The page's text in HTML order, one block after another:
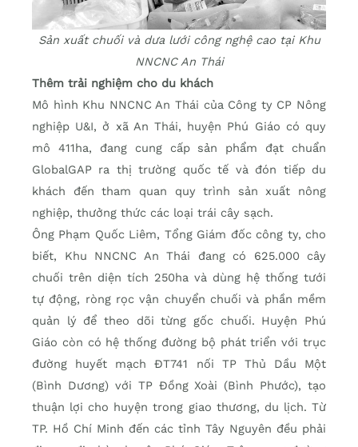
Sản xuất chuối và dưa lưới công nghệ cao tại Khu
NNCNC An Thái
Thêm trải nghiệm cho du khách
Mô hình Khu NNCNC An Thái của Công ty CP Nông
nghiệp U&I, ở xã An Thái, huyện Phú Giáo có quy
mô 411ha, đang cung cấp sản phẩm đạt chuẩn
GlobalGAP ra thị trường quốc tế và đón tiếp du
khách đến tham quan quy trình sản xuất nông
nghiệp, thưởng thức các loại trái cây sạch.
Ông Phạm Quốc Liêm, Tổng Giám đốc công ty, cho
biết, Khu NNCNC An Thái đang có 625.000 cây
chuối trên diện tích 250ha và dùng hệ thống tưới
tự động, ròng rọc vận chuyển chuối và phần mềm
quản lý để theo dõi từng gốc chuối. Huyện Phú
Giáo còn có hệ thống đường bộ phát triển với trục
đường huyết mạch ĐT741 nối TP Thủ Dầu Một
(Bình Dương) với TP Đồng Xoài (Bình Phước), tạo
thuận lợi cho huyện trong giao thương, du lịch. Từ
TP. Hồ Chí Minh đến các tỉnh Tây Nguyên đều phải